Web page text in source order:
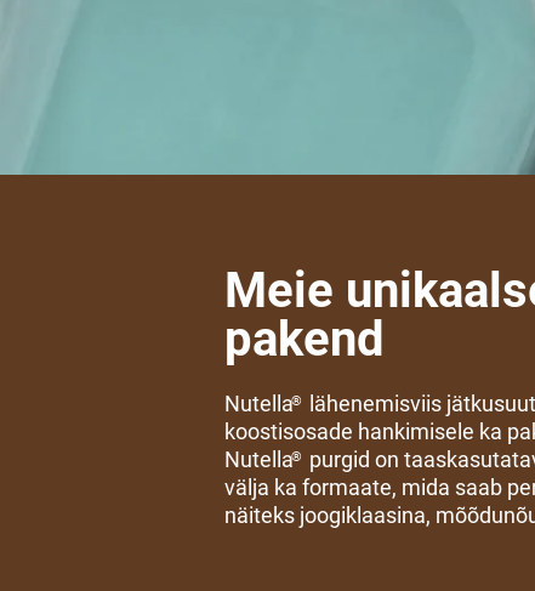
Meie
pakend
Nutella®
lähenemisviis
koostisosade hankimisele ka
Nutella® purgid on
välja ka formaate, mida saab
näiteks joogiklaasina,